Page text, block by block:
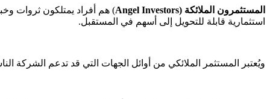
المستثمرون الملائكة (Angel Investors
) هم أفراد يمتلكون ثروات
استثمارية قابلة للتحويل إلى أسهم في المستقبل.
ويُعتبر المستثمر الملائكي من أوائل الجهات التي قد تدعم الشركة